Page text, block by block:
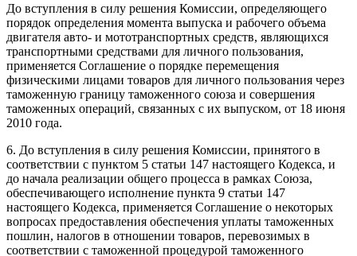
До вступления в силу решения Комиссии, определяющего
порядок определения момента выпуска и рабочего объема
двигателя авто- и мототранспортных средств, являющихся
транспортными средствами для личного пользования,
применяется Соглашение о порядке перемещения
физическими лицами товаров для личного пользования через
таможенную границу таможенного союза и совершения
таможенных операций, связанных с их выпуском, от 18 июня
2010 года.
6. До вступления в силу решения Комиссии, принятого в
соответствии с пунктом 5 статьи 147 настоящего Кодекса, и
до начала реализации общего процесса в рамках Союза,
обеспечивающего исполнение пункта 9 статьи 147
настоящего Кодекса, применяется Соглашение о некоторых
вопросах предоставления обеспечения уплаты таможенных
пошлин, налогов в отношении товаров, перевозимых в
соответствии с таможенной процедурой таможенного